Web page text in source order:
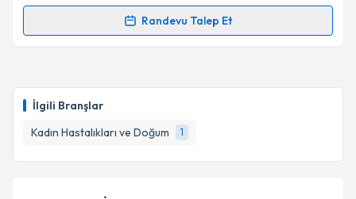
İlgili Branşlar
Kadın Hastalıkları ve Doğum
1
Takvim Talebini Gönder
Randevu Talep Et
Randevu Takvimi Talebi
için bir takvim hazırlandığında e-posta ile
bilgilendireceğiz.
E-posta Adresiniz